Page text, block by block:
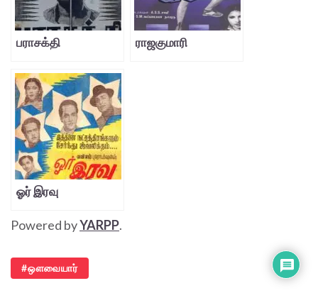
பராசக்தி ராஜகுமாரி
ஓர் இரவு
Powered byYARPP.
ஔவையார்